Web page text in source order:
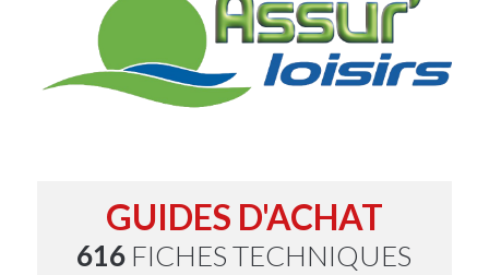
GUIDES D'ACHAT
616 FICHES TECHNIQUES